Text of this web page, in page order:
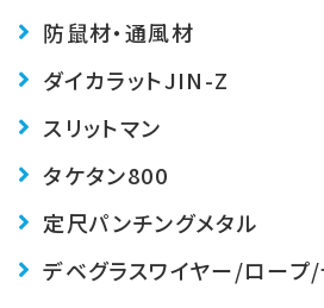
防鼠材・通風材
ダイカラットJIN-Z
スリットマン
タケタン800
定尺パンチングメタル
デベグラスワイヤー/ロープ/